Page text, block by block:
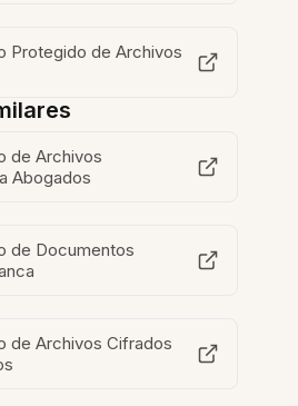
Protegido de Archivos
de Archivos
Abogados
de Documentos
de Archivos Cifrados